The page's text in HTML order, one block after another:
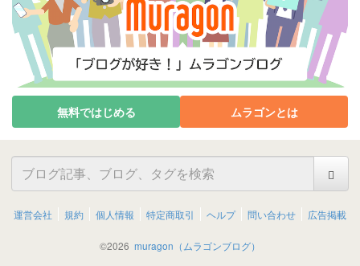
無料ではじめる ムラゴンとは
運営会社 規約 個人情報 特定商取引 ヘルプ 問い合わせ 広告掲載
©2026 muragon（ムラゴンブログ）